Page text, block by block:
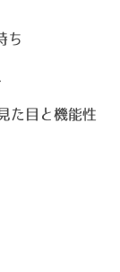
ち
た目と機能性